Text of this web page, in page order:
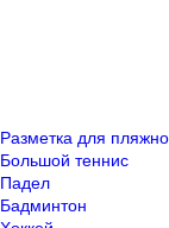
Разметка для
Большой теннис
Падел
Бадминтон